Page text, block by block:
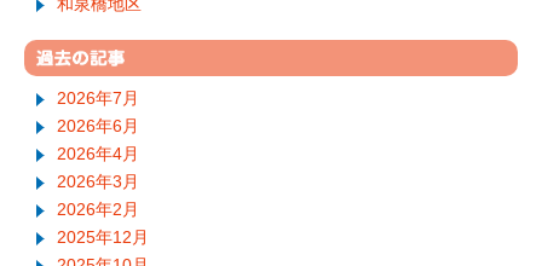
和泉橋地区
2026年7月
2026年6月
2026年4月
2026年3月
2026年2月
2025年12月